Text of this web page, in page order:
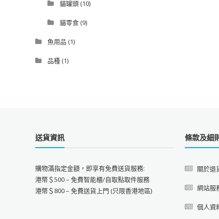
貓罐頭(10)
貓零食(9)
魚用品 (1)
品種(1)
送貨資訊
購物滿指定金額，即享有免費送貨服務:
港幣＄500 – 免費智能櫃/自取點取件服務
港幣＄800 – 免費送貨上門 (只限香港地區)
條款及細
關於退
網站服
個人資